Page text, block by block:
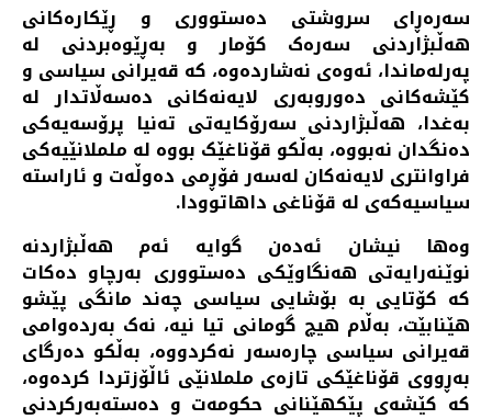
سەرەڕای سروشتی دەستووری و ڕێکارەکانی
هەڵبژاردنی سەرەک کۆمار و بەڕێوەبردنی لە
پەرلەماندا، ئەوەی نەشاردەوە، کە قەیرانی سیاسی و
کێشەکانی دەوروبەری لایەنەکانی دەسەڵاتدار لە
بەغدا، هەڵبژاردنی سەرۆکایەتی تەنیا پرۆسەیەکی
دەنگدان نەبووە، بەڵکو قۆناغێک بووە لە ململانێیەکی
فراوانتری لایەنەکان لەسەر فۆڕمی دەوڵەت و ئاراستە
سیاسیەکەی لە قۆناغی داهاتوودا.
وەها نیشان ئەدەن گوایە ئەم هەڵبژاردنە
نوێنەرایەتی هەنگاوێکی دەستووری بەرچاو دەکات
کە کۆتایی بە بۆشایی سیاسی چەند مانگی پێشو
هێنابێت، بەڵام هیچ گومانی تیا نیە، نەک بەردەوامی
قەیرانی سیاسی چارەسەر نەکردووە، بەڵکو دەرگای
بەڕووی قۆناغێکی تازەی ململانێی ئاڵۆزتردا کردەوە،
کە کێشەی پێکهێنانی حکومەت و دەستەبەرکردنی